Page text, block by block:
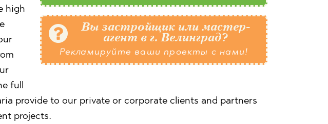
Вы застройщик или мастер-
агент в г. Велинград?
Рекламируйте ваши проекты с нами!
high
full
provide to our private or corporate clients and partners
projects.